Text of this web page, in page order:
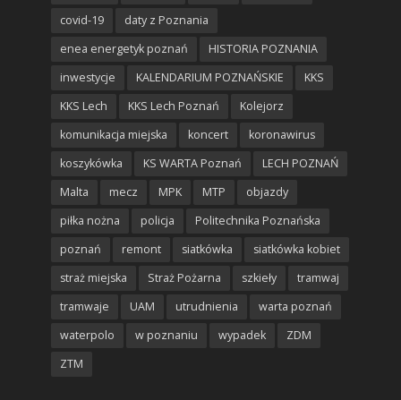
covid-19
daty z Poznania
enea energetyk poznań
HISTORIA POZNANIA
inwestycje
KALENDARIUM POZNAŃSKIE
KKS
KKS Lech
KKS Lech Poznań
Kolejorz
komunikacja miejska
koncert
koronawirus
koszykówka
KS WARTA Poznań
LECH POZNAŃ
Malta
mecz MPK MTP
objazdy
piłka nożna
policja
Politechnika Poznańska
poznań
remont siatkówka
siatkówka kobiet
straż miejska
Straż Pożarna szkieły
tramwaj
tramwaje
UAM utrudnienia
warta poznań
waterpolo
w poznaniu wypadek
ZDM
ZTM